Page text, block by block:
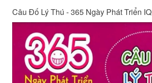
Câu Đố Lý Thú - 365 Ngày Phát Triển IQ